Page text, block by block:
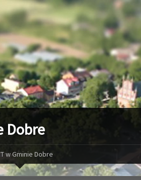
Dobre
w Gminie Dobre